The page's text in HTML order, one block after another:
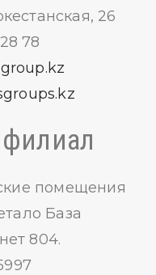
26
78
помещения
База
804.